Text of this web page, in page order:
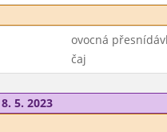
ovocná
čaj
5. 2023